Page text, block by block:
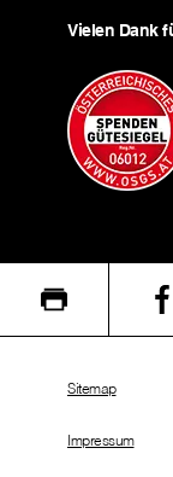
Vielen Dank
Sitemap
Impressum